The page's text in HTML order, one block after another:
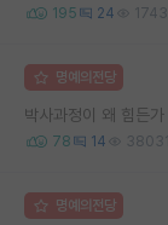
195 24
명예의전당
박사과정이 왜 힘든가
78 14 38031
명예의전당